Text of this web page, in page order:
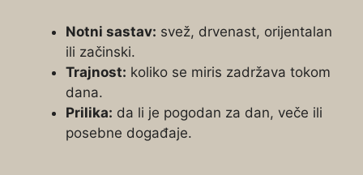
Notni sastav: svež, drvenast, orijentalan
ili začinski.
Trajnost: koliko se miris zadržava tokom
dana.
Prilika: da li je pogodan za dan, veče ili
posebne događaje.